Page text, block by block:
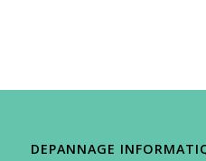
DEPANNAGE